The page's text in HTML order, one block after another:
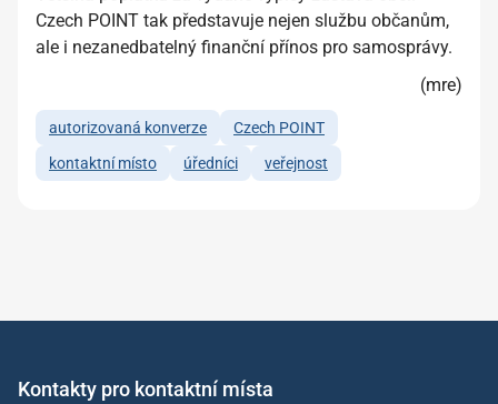
Czech POINT tak představuje nejen službu občanům,
ale i nezanedbatelný finanční přínos pro samosprávy.
(mre)
autorizovaná konverze
Czech POINT
kontaktní místo
úředníci veřejnost
Kontakty pro kontaktní místa